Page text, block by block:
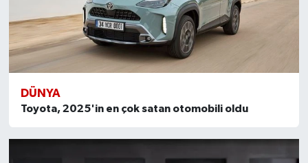
DÜNYA
Toyota, 2025'in en çok satan otomobili oldu